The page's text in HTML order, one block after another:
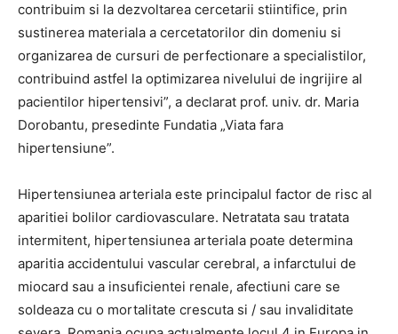
contribuim si la dezvoltarea cercetarii stiintifice, prin
sustinerea materiala a cercetatorilor din domeniu si
organizarea de cursuri de perfectionare a specialistilor,
contribuind astfel la optimizarea nivelului de ingrijire al
pacientilor hipertensivi”, a declarat prof. univ. dr. Maria
Dorobantu, presedinte Fundatia „Viata fara
hipertensiune”.
Hipertensiunea arteriala este principalul factor de risc al
aparitiei bolilor cardiovasculare. Netratata sau tratata
intermitent, hipertensiunea arteriala poate determina
aparitia accidentului vascular cerebral, a infarctului de
miocard sau a insuficientei renale, afectiuni care se
soldeaza cu o mortalitate crescuta si / sau invaliditate